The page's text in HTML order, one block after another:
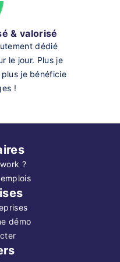
& valorisé
dédié
le jour. Plus je
je bénéficie
!
?
démo